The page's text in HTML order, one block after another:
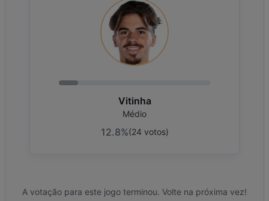
Vitinha
Médio
12.8%(24 votos)
A votação para este jogo terminou. Volte na próxima vez!